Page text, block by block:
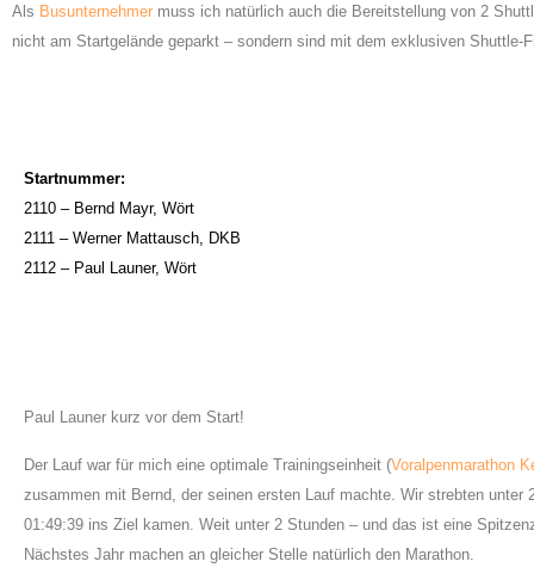
Als Busunternehmer muss ich natürlich auch die Bereitstellung von 2
nicht am Startgelände geparkt – sondern sind mit dem exklusiven
Startnummer:
2110 – Bernd Mayr, Wört
2111 – Werner Mattausch, DKB
2112 – Paul Launer, Wört
Paul Launer kurz vor dem Start!
Der Lauf war für mich eine optimale Trainingseinheit (Voralpenmarathon
zusammen mit Bernd, der seinen ersten Lauf machte. Wir strebten
01:49:39 ins Ziel kamen. Weit unter 2 Stunden – und das ist eine
Nächstes Jahr machen an gleicher Stelle natürlich den Marathon.